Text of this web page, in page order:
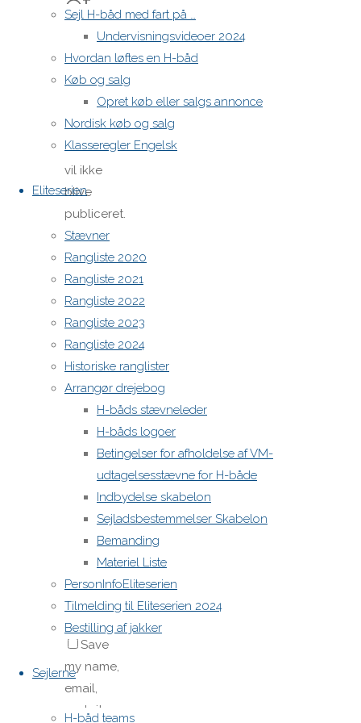
Sejl H-båd med fart på …
Undervisningsvideoer 2024
Hvordan løftes en H-båd
Køb og salg
Opret køb eller salgs annonce
Nordisk køb og salg
Klasseregler Engelsk
Eliteserien
Stævner
Rangliste 2020
Rangliste 2021
Rangliste 2022
Rangliste 2023
Rangliste 2024
Historiske ranglister
Arrangør drejebog
H-båds stævneleder
H-båds logoer
Betingelser for afholdelse af VM-
udtagelsesstævne for H-både
Indbydelse skabelon
Sejladsbestemmelser Skabelon
Bemanding
Materiel Liste
PersonInfoEliteserien
Tilmelding til Eliteserien 2024
Bestilling af jakker
Sejlerne
H-båd teams
svar
Din e-
mailadresse
vil ikke
blive
publiceret.
Krævede
felter er
markeret
med*
Name*
*
Website
Save
my name,
email,
and site